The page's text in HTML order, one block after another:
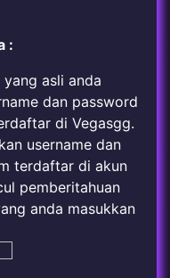
:
asli anda
dan password
di Vegasgg.
username dan
terdaftar di akun
pemberitahuan
anda masukkan